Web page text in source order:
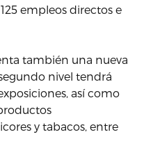
empleos directos e
también una nueva
nivel tendrá
así como
y tabacos, entre